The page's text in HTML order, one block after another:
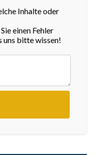
Inhalte oder
einen Fehler
uns bitte wissen!